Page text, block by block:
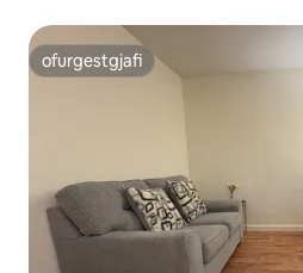
ofurgestgjafi
ofurgestgjafi